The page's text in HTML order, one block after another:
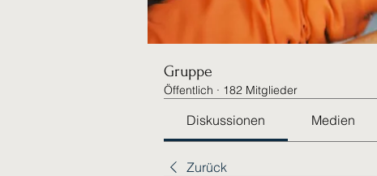
Gruppe
Öffentlich · 182 Mitglieder
Diskussionen Medien
Zurück